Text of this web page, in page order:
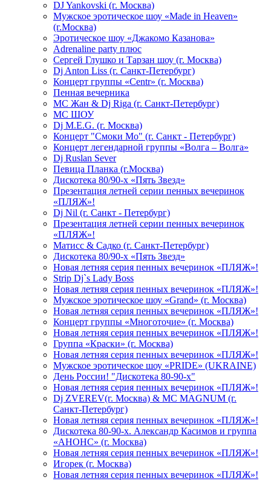
DJ Yankovski (г. Москва)
Мужское эротическое шоу «Made in Heaven»
(г.Москва)
Эротическое шоу «Джакомо Казанова»
Adrenaline party плюс
Сергей Глушко и Тарзан шоу (г. Москва)
Dj Anton Liss (г. Санкт-Петербург)
Концерт группы «Centr» (г. Москва)
Пенная вечерника
МС Жан & Dj Riga (г. Санкт-Петербург)
МС ШОУ
Dj M.E.G. (г. Москва)
Концерт "Смоки Мо" (г. Санкт - Петербург)
Концерт легендарной группы «Волга – Волга»
Dj Ruslan Sever
Певица Планка (г.Москва)
Дискотека 80/90-х «Пять Звезд»
Презентация летней серии пенных вечеринок
«ПЛЯЖ»!
Dj Nil (г. Санкт - Петербург)
Презентация летней серии пенных вечеринок
«ПЛЯЖ»!
Матисс & Садко (г. Санкт-Петербург)
Дискотека 80/90-х «Пять Звезд»
Новая летняя серия пенных вечеринок «ПЛЯЖ»!
Strip Dj`s Lady Boss
Новая летняя серия пенных вечеринок «ПЛЯЖ»!
Мужское эротическое шоу «Grand» (г. Москва)
Новая летняя серия пенных вечеринок «ПЛЯЖ»!
Концерт группы «Многоточие» (г. Москва)
Новая летняя серия пенных вечеринок «ПЛЯЖ»!
Группа «Краски» (г. Москва)
Новая летняя серия пенных вечеринок «ПЛЯЖ»!
Мужское эротическое шоу «PRIDE» (UKRAINE)
День России! "Дискотека 80-90-х"
Новая летняя серия пенных вечеринок «ПЛЯЖ»!
Dj ZVEREV(г. Москва) & MC MAGNUM (г.
Санкт-Петербург)
Новая летняя серия пенных вечеринок «ПЛЯЖ»!
Дискотека 80-90-х. Александр Касимов и группа
«АНОНС» (г. Москва)
Новая летняя серия пенных вечеринок «ПЛЯЖ»!
Игорек (г. Москва)
Новая летняя серия пенных вечеринок «ПЛЯЖ»!